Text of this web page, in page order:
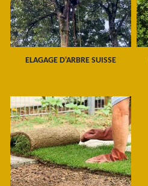
ELAGAGE D'ARBRE SUISSE